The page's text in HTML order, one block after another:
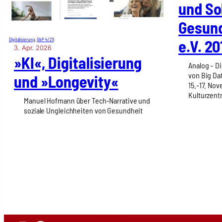
Digitalisierung, GbP 4/25
3. Apr. 2026
»KI«, Digi­ta­li­sie­rung
und »Lon­ge­vi­ty«
Manuel Hofmann über Tech-Narrative und
soziale Ungleichheiten von Gesundheit
und
e.V.
Analog –
von Big
15.-17.